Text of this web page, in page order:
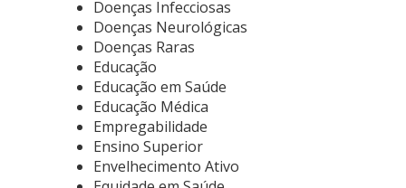
Doenças Infecciosas
Doenças Neurológicas
Doenças Raras
Educação
Educação em Saúde
Educação Médica
Empregabilidade
Ensino Superior
Envelhecimento Ativo